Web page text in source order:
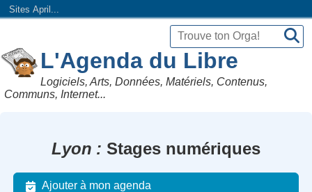
Sites April...
L'Agenda du Libre
Logiciels, Arts, Données, Matériels, Contenus,
Communs, Internet...
Lyon Stages numériques
Ajouter à mon agenda